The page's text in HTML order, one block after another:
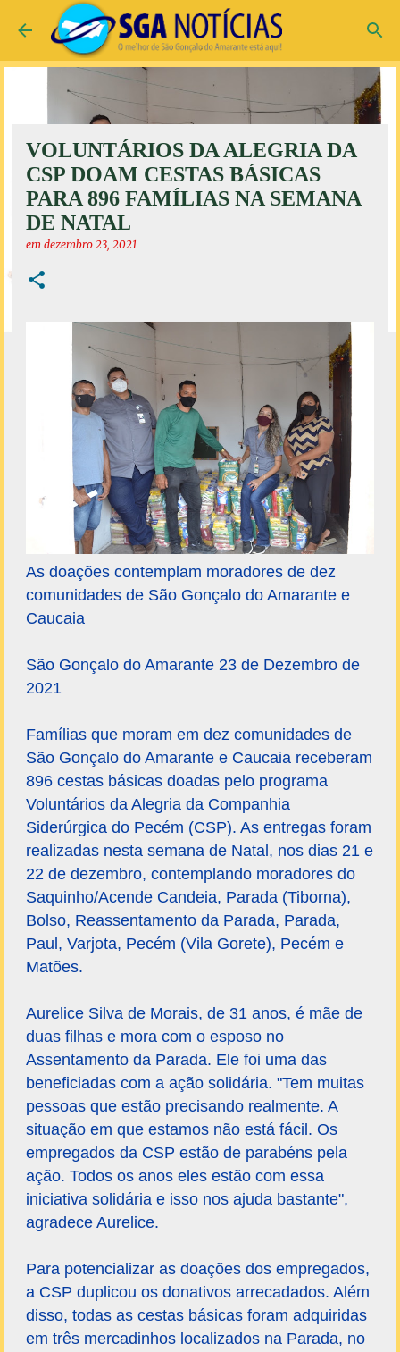
Pular para o conteúdo principal
VOLUNTÁRIOS DA ALEGRIA DA
CSP DOAM CESTAS BÁSICAS
PARA 896 FAMÍLIAS NA SEMANA
DE NATAL
em dezembro 23, 2021
As doações contemplam moradores de dez
comunidades de São Gonçalo do Amarante e
Caucaia
São Gonçalo do Amarante 23 de Dezembro de
2021
Famílias que moram em dez comunidades de
São Gonçalo do Amarante e Caucaia receberam
896 cestas básicas doadas pelo programa
Voluntários da Alegria da Companhia
Siderúrgica do Pecém (CSP). As entregas foram
realizadas nesta semana de Natal, nos dias 21 e
22 de dezembro, contemplando moradores do
Saquinho/Acende Candeia, Parada (Tiborna),
Bolso, Reassentamento da Parada, Parada,
Paul, Varjota, Pecém (Vila Gorete), Pecém e
Matões.
Aurelice Silva de Morais, de 31 anos, é mãe de
duas filhas e mora com o esposo no
Assentamento da Parada. Ele foi uma das
beneficiadas com a ação solidária. "Tem muitas
pessoas que estão precisando realmente. A
situação em que estamos não está fácil. Os
empregados da CSP estão de parabéns pela
ação. Todos os anos eles estão com essa
iniciativa solidária e isso nos ajuda bastante",
agradece Aurelice.
Para potencializar as doações dos empregados,
a CSP duplicou os donativos arrecadados. Além
disso, todas as cestas básicas foram adquiridas
em três mercadinhos localizados na Parada, no